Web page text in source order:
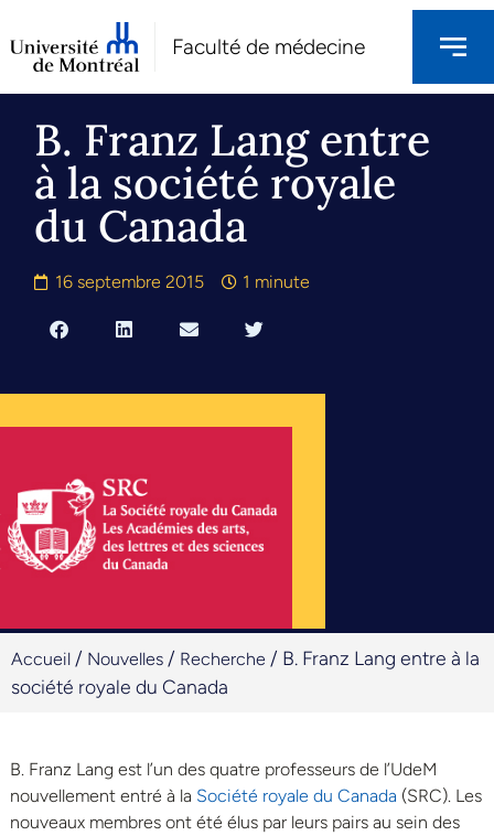
Faculté de médecine
B. Franz Lang entre
à la société royale
du Canada
16 septembre 2015 1 minute
Accueil / Nouvelles / Recherche / B. Franz Lang entre à la
société royale du Canada
B. Franz Lang est l’un des quatre professeurs de l’UdeM
nouvellement entré à la Société royale du Canada (SRC). Les
nouveaux membres ont été élus par leurs pairs au sein des